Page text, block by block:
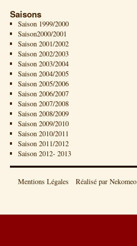
Saisons
Saison 1999/2000
Saison2000/2001
Saison 2001/2002
Saison 2002/2003
Saison 2003/2004
Saison 2004/2005
Saison 2005/2006
Saison 2006/2007
Saison 2007/2008
Saison 2008/2009
Saison 2009/2010
Saison 2010/2011
Saison 2011/2012
Saison 2012- 2013
Mentions Légales Réalisé par Nekomeo